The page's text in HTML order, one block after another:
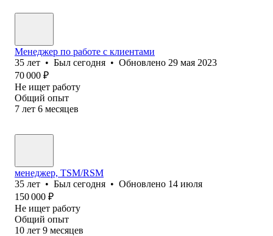
Менеджер по работе с клиентами
35 лет • Был сегодня • Обновлено 29 мая 2023
70 000 ₽
Не ищет работу
Общий опыт
7 лет 6 месяцев
менеджер, TSM/RSM
35 лет • Был сегодня • Обновлено 14 июля
150 000 ₽
Не ищет работу
Общий опыт
10 лет 9 месяцев